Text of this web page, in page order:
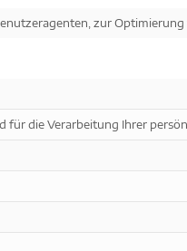
zur Optimierung
die Verarbeitung Ihrer